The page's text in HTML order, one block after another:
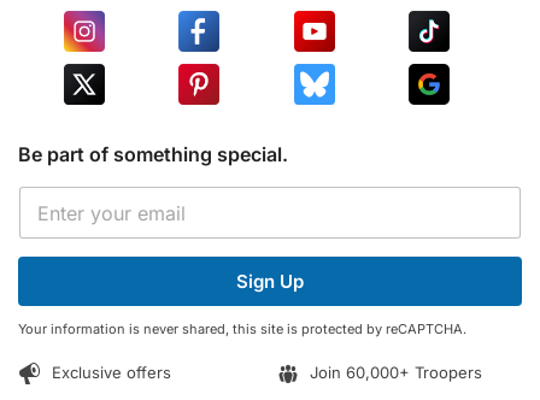
Be part of something special.
a
i
E
a
i
*
Sign Up
Your information is never shared, this site is protected by reCAPTCHA.
Exclusive offers
Join 60,000+ Troopers